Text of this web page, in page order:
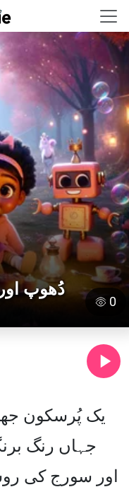
دُھوپ
0
یک پُرسکون
جہاں رنگ
اور سورج کی